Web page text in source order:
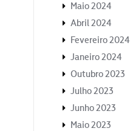
Maio 2024
Abril 2024
Fevereiro 2024
Janeiro 2024
Outubro 2023
Julho 2023
Junho 2023
Maio 2023